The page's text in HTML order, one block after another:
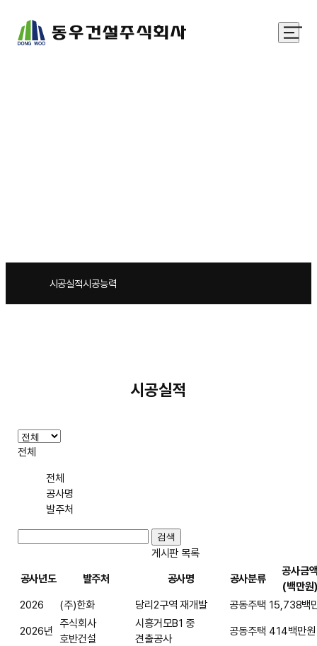
시공실적시공능력
시공실적
전체
전체
공사명
발주처
게시판 목록
공사년도
발주처 공사명 공사분류
공사금
(백만원)
2026
(주)한화 당리2구역 재개발 공동주택 15,738백
2026년
주식회사
호반건설
시흥거모B1 중
견출공사
공동주택 414백만원